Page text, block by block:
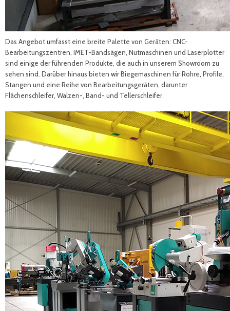
Das Angebot umfasst eine breite Palette von Geräten: CNC-
Bearbeitungszentren, IMET-Bandsägen, Nutmaschinen und Laserplotter
sind einige der führenden Produkte, die auch in unserem Showroom zu
sehen sind. Darüber hinaus bieten wir Biegemaschinen für Rohre, Profile,
Stangen und eine Reihe von Bearbeitungsgeräten, darunter
Flächenschleifer, Walzen-, Band- und Tellerschleifer.